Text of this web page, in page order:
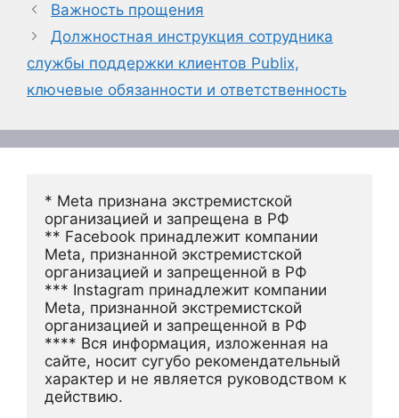
Важность прощения
Должностная инструкция сотрудника
службы поддержки клиентов Publix,
ключевые обязанности и ответственность
* Meta признана экстремистской
организацией и запрещена в РФ
** Facebook принадлежит компании
Meta, признанной экстремистской
организацией и запрещенной в РФ
*** Instagram принадлежит компании
Meta, признанной экстремистской
организацией и запрещенной в РФ
**** Вся информация, изложенная на
сайте, носит сугубо рекомендательный
характер и не является руководством к
действию.